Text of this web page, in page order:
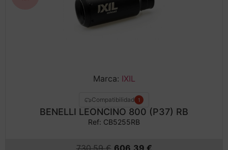
Marca: IXIL
1
BENELLI LEONCINO 800 (P37) RB
Ref: CB5255RB
730,59 € 606,39 €